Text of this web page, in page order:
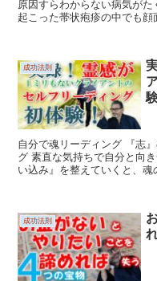
原因すらわからない病気が
起こった帯状疱疹の中でも顔
成功法則
自分で魂リーディング 『志
グ 素直な気持ちで自分と向
い込み』を整えていくと、
成功法則